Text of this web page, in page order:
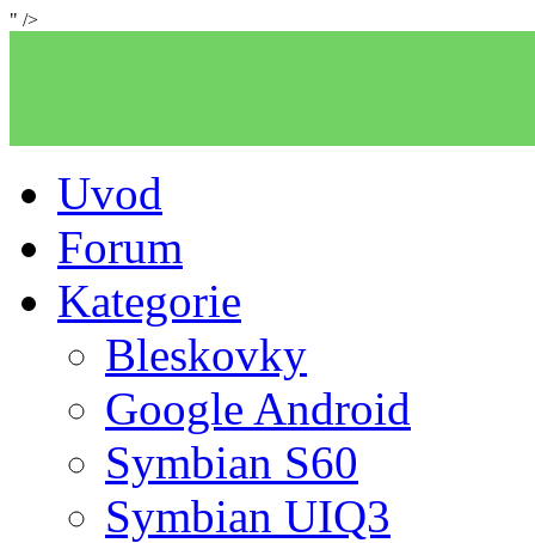
" />
Uvod
Forum
Kategorie
Bleskovky
Google Android
Symbian S60
Symbian UIQ3